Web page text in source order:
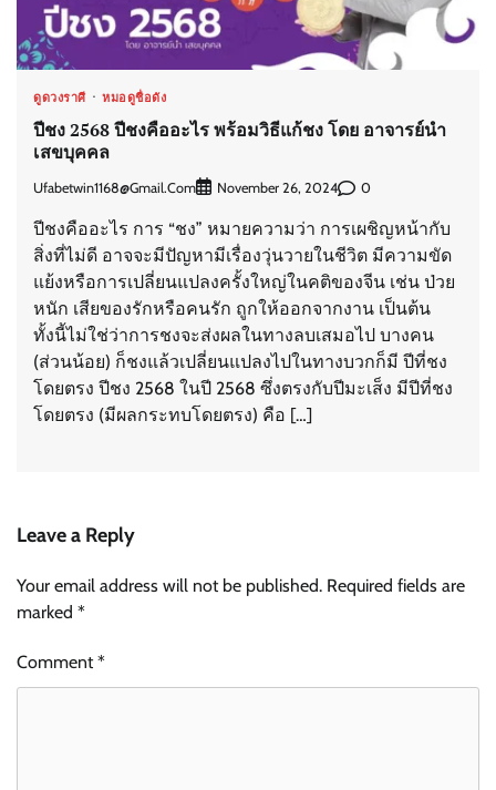
ดูดวงราศี หมอดูชื่อดัง
ปีชง 2568 ปีชงคืออะไร พร้อมวิธีแก้ชง โดย อาจารย์นำ
เสขบุคคล
Ufabetwin1168@gmail.com November 26, 2024 0
ปีชงคืออะไร การ “ชง” หมายความว่า การเผชิญหน้ากับ
สิ่งที่ไม่ดี อาจจะมีปัญหามีเรื่องวุ่นวายในชีวิต มีความขัด
แย้งหรือการเปลี่ยนแปลงครั้งใหญ่ในคติของจีน เช่น ป่วย
หนัก เสียของรักหรือคนรัก ถูกให้ออกจากงาน เป็นต้น
ทั้งนี้ไม่ใช่ว่าการชงจะส่งผลในทางลบเสมอไป บางคน
(ส่วนน้อย)​ ก็ชงแล้วเปลี่ยนแปลงไปในทางบวกก็มี ปีที่ชง
โดยตรง ปีชง 2568 ในปี 2568 ซึ่งตรงกับปีมะเส็ง มีปีที่ชง
โดยตรง (มีผลกระทบโดยตรง)​ คือ […]
Leave a Reply
Your email address will not be published. Required fields are
marked *
Comment*